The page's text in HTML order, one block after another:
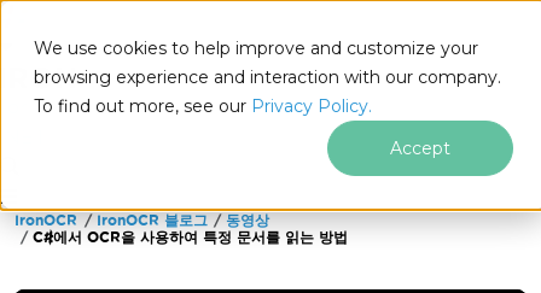
We use cookies to help improve and customize your
browsing experience and interaction with our company.
To find out more, see our Privacy Policy.
Accept
푸터 콘텐츠로 바로가기
IronOCR IronOCR 블로그
동영상
C#에서 OCR을 사용하여 특정 문서를 읽는 방법